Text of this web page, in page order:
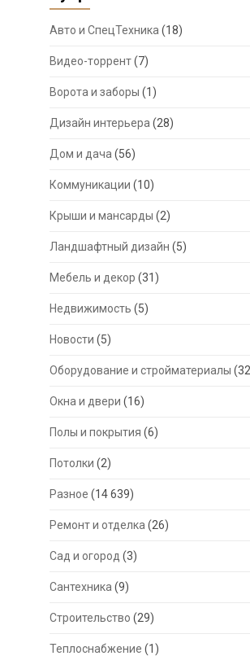
Авто и СпецТехника (18)
Видео-торрент(7)
Ворота и заборы (1)
Дизайн интерьера (28)
Дом и дача (56)
Коммуникации (10)
Крыши и мансарды (2)
Ландшафтный дизайн (5)
Мебель и декор (31)
Недвижимость (5)
Новости (5)
Оборудование и стройматериалы
Окна и двери (16)
Полы и покрытия (6)
Потолки (2)
Разное (14 639)
Ремонт и отделка (26)
Сад и огород (3)
Сантехника (9)
Строительство (29)
Теплоснабжение (1)